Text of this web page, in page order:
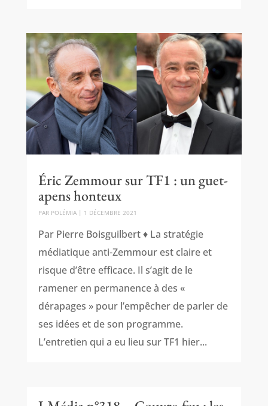
Éric Zemmour sur TF1 : un guet-
apens honteux
PAR POLÉMIA| 1 DÉCEMBRE 2021
Par Pierre Boisguilbert ♦ La stratégie
médiatique anti-Zemmour est claire et
risque d’être efficace. Il s’agit de le
ramener en permanence à des «
dérapages » pour l’empêcher de parler de
ses idées et de son programme.
L’entretien qui a eu lieu sur TF1 hier...